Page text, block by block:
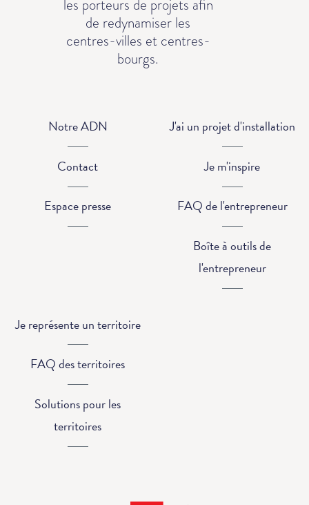
les porteurs de projets afin
de redynamiser les
centres-villes et centres-
bourgs.
Notre ADN
Contact
Espace presse
J'ai un projet d'installation
Je m'inspire
FAQ de l'entrepreneur
Boîte à outils de
l'entrepreneur
Je représente un territoire
FAQ des territoires
Solutions pour les
territoires